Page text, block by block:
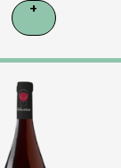
+